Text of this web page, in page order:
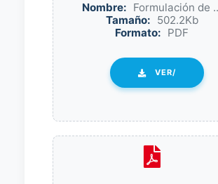
Nombre: Formulación de
Tamaño: 502.2Kb
Formato: PDF
VER/